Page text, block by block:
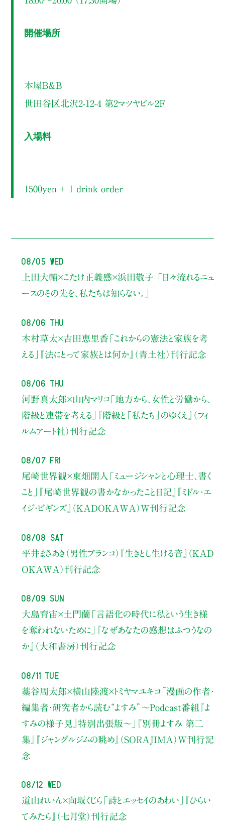
開催場所
本屋B&B
世田谷区北沢2-12-4 第2マツヤビル2F
入場料
1500yen ＋ 1 drink order
08/05 Wed
上田大輔×こたけ正義感×浜田敬子 「日々流れるニュ
ースのその先を、私たちは知らない。」
08/06 Thu
木村草太×吉田恵里香 「これからの憲法と家族を考
える」
『法にとって家族とは何か』（青土社）刊行記念
08/06 Thu
河野真太郎×山内マリコ「地方から、女性と労働から、
階級と連帯を考える」
『階級と「私たち」のゆくえ』（フィ
ルムアート社）刊行記念
08/07 Fri
尾崎世界観×東畑開人
「ミュージシャンと心理士、書く
こと」
『尾崎世界観の書かなかったこと日記』『ミドル・エ
イジ・ビギンズ』（KADOKAWA）W刊行記念
08/08 Sat
平井まさあき（男性ブランコ） 『生きとし生ける音』（KAD
OKAWA）刊行記念
08/09 Sun
大島育宙×土門蘭 「言語化の時代に私という生き様
を奪われないために」
『なぜあなたの感想はふつうなの
か』（大和書房）刊行記念
08/11 Tue
藁谷周太郎×横山陸渡×トミヤマユキコ「漫画の作者・
編集者・研究者から読む“よすみ” 〜Podcast番組『よ
すみの様子見』特別出張版〜」
『別冊よすみ 第二
集』『ジャングルジムの眺め』（SORAJIMA）W刊行記
念
08/12 Wed
道山れいん×向坂くじら 「詩とエッセイのあわい」
『ひらい
てみたら』（七月堂）刊行記念